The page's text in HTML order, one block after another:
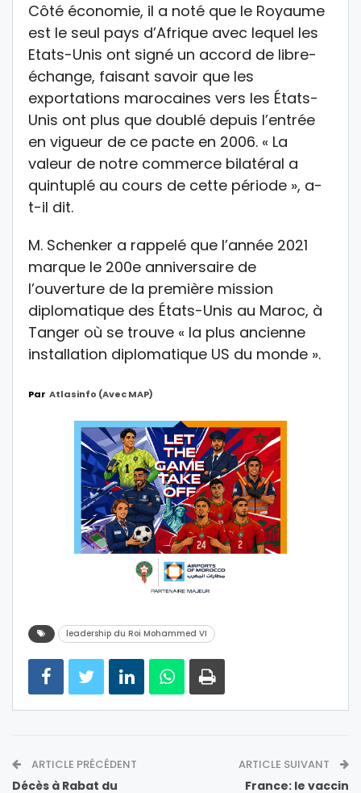
Côté économie, il a noté que le Royaume
est le seul pays d’Afrique avec lequel les
Etats-Unis ont signé un accord de libre-
échange, faisant savoir que les
exportations marocaines vers les États-
Unis ont plus que doublé depuis l’entrée
en vigueur de ce pacte en 2006. « La
valeur de notre commerce bilatéral a
quintuplé au cours de cette période », a-
t-il dit.
M. Schenker a rappelé que l’année 2021
marque le 200e anniversaire de
l’ouverture de la première mission
diplomatique des États-Unis au Maroc, à
Tanger où se trouve « la plus ancienne
installation diplomatique US du monde ».
Par Atlasinfo (avec MAP)
leadership du Roi Mohammed VI
ARTICLE PRÉCÉDENT
Décès à Rabat du
ARTICLE SUIVANT
France: le vaccin